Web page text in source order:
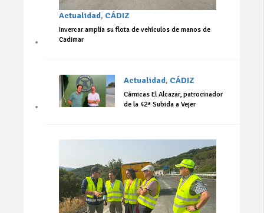
Actualidad, CÁDIZ
Invercar amplía su flota de vehículos de manos de
Cadimar
Actualidad, CÁDIZ
Cárnicas El Alcazar, patrocinador
de la 42ª Subida a Vejer